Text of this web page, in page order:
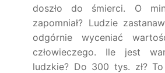
doszło do śmierci. O
zapomniał? Ludzie
odgórnie wyceniać
człowieczego. Ile jest
ludzkie? Do 300 tys. zł?